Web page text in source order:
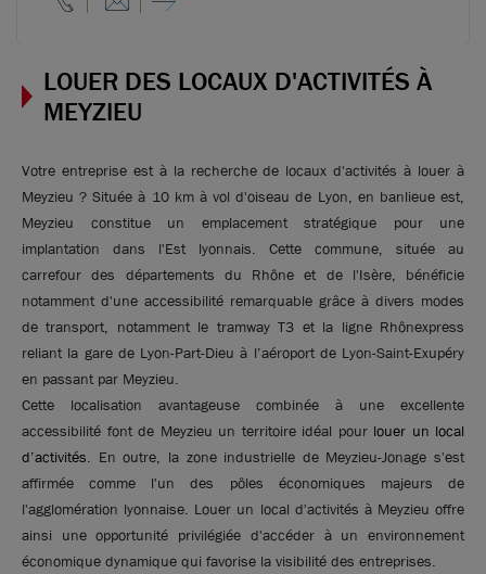
Photos (4 )
A louer - Local d'activité avec bureaux et porte
sectionnelle - Jonage
127€ m²/an HT HC
LOUER DES LOCAUX D'ACTIVITÉS À
MEYZIEU
Votre entreprise est à la recherche de locaux d'activités à louer à
Meyzieu ? Située à 10 km à vol d'oiseau de Lyon, en banlieue est,
Meyzieu constitue un emplacement stratégique pour une
implantation dans l'Est lyonnais. Cette commune, située au
carrefour des départements du Rhône et de l'Isère, bénéficie
notamment d'une accessibilité remarquable grâce à divers modes
de transport, notamment le tramway T3 et la ligne Rhônexpress
reliant la gare de Lyon-Part-Dieu à l’aéroport de Lyon-Saint-Exupéry
en passant par Meyzieu.
Cette localisation avantageuse combinée à une excellente
accessibilité font de Meyzieu un territoire idéal pour louer un local
d’activités. En outre, la zone industrielle de Meyzieu-Jonage s'est
affirmée comme l'un des pôles économiques majeurs de
l'agglomération lyonnaise. Louer un local d'activités à Meyzieu offre
ainsi une opportunité privilégiée d'accéder à un environnement
économique dynamique qui favorise la visibilité des entreprises.